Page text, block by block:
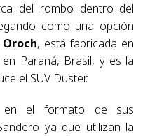
del rombo dentro del
como una opción
, está fabricada en
Paraná, Brasil, y es la
el SUV Duster.
en el formato de sus
ya que utilizan la